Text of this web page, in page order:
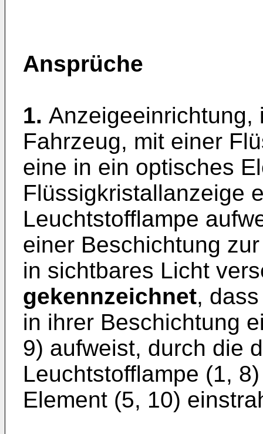
Ansprüche
1. Anzeigeeinrichtung,
Fahrzeug, mit einer
eine in ein optisches
Flüssigkristallanzeige
Leuchtstofflampe
einer Beschichtung
in sichtbares Licht
gekennzeichnet,
in ihrer Beschichtung
9) aufweist, durch die
Leuchtstofflampe (1,
Element (5, 10)